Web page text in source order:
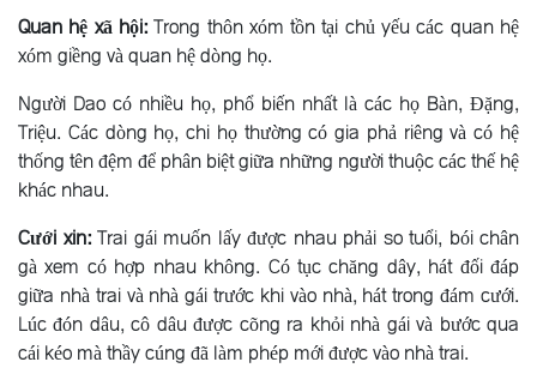
Quan hệ xã hội:Trong thôn xóm tồn tại chủ yếu các quan hệ
xóm giềng và quan hệ dòng họ.
Người Dao có nhiều họ, phổ biến nhất là các họ Bàn, Ðặng,
Triệu. Các dòng họ, chi họ thường có gia phả riêng và có hệ
thống tên đệm để phân biệt giữa những người thuộc các thế hệ
khác nhau.
Cưới xin:Trai gái muốn lấy được nhau phải so tuổi, bói chân
gà xem có hợp nhau không. Có tục chăng dây, hát đối đáp
giữa nhà trai và nhà gái trước khi vào nhà, hát trong đám cưới.
Lúc đón dâu, cô dâu được cõng ra khỏi nhà gái và bước qua
cái kéo mà thầy cúng đã làm phép mới được vào nhà trai.